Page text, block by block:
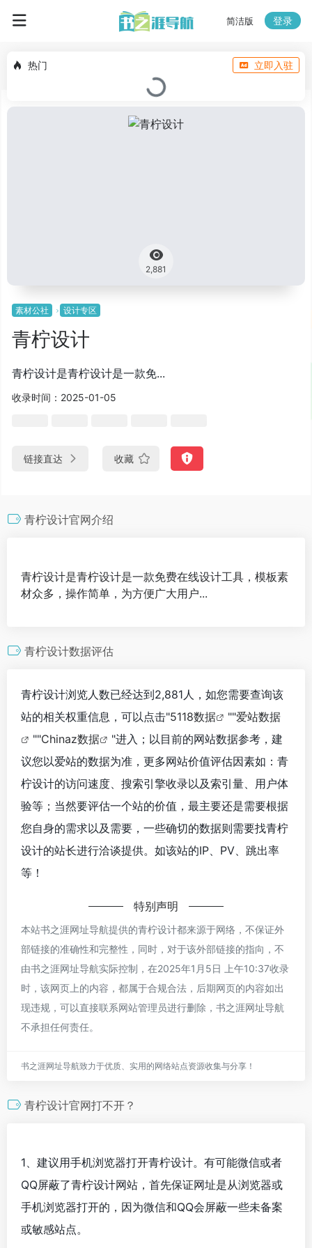
简洁版 登录
热门 立即入驻
2,881
素材公社 设计专区
青柠设计
青柠设计是青柠设计是一款免...
收录时间：2025-01-05
链接直达 收藏
青柠设计官网介绍
青柠设计是青柠设计是一款免费在线设计工具，模板素
材众多，操作简单，为方便广大用户...
青柠设计数据评估
青柠设计浏览人数已经达到2,881人，如您需要查询该
站的相关权重信息，可以点击"5118数据 ""爱站数据
""Chinaz数据
"进入；以目前的网站数据参考，建
议您以爱站的数据为准，更多网站价值评估因素如：青
柠设计的访问速度、搜索引擎收录以及索引量、用户体
验等；当然要评估一个站的价值，最主要还是需要根据
您自身的需求以及需要，一些确切的数据则需要找青柠
设计的站长进行洽谈提供。如该站的IP、PV、跳出率
等！
特别声明
本站书之涯网址导航提供的青柠设计都来源于网络，不保证外
部链接的准确性和完整性，同时，对于该外部链接的指向，不
由书之涯网址导航实际控制，在2025年1月5日 上午10:37收录
时，该网页上的内容，都属于合规合法，后期网页的内容如出
现违规，可以直接联系网站管理员进行删除，书之涯网址导航
不承担任何责任。
书之涯网址导航致力于优质、实用的网络站点资源收集与分享！
青柠设计官网打不开？
1、建议用手机浏览器打开青柠设计。有可能微信或者
QQ屏蔽了青柠设计网站，首先保证网址是从浏览器或
手机浏览器打开的，因为微信和QQ会屏蔽一些未备案
或敏感站点。